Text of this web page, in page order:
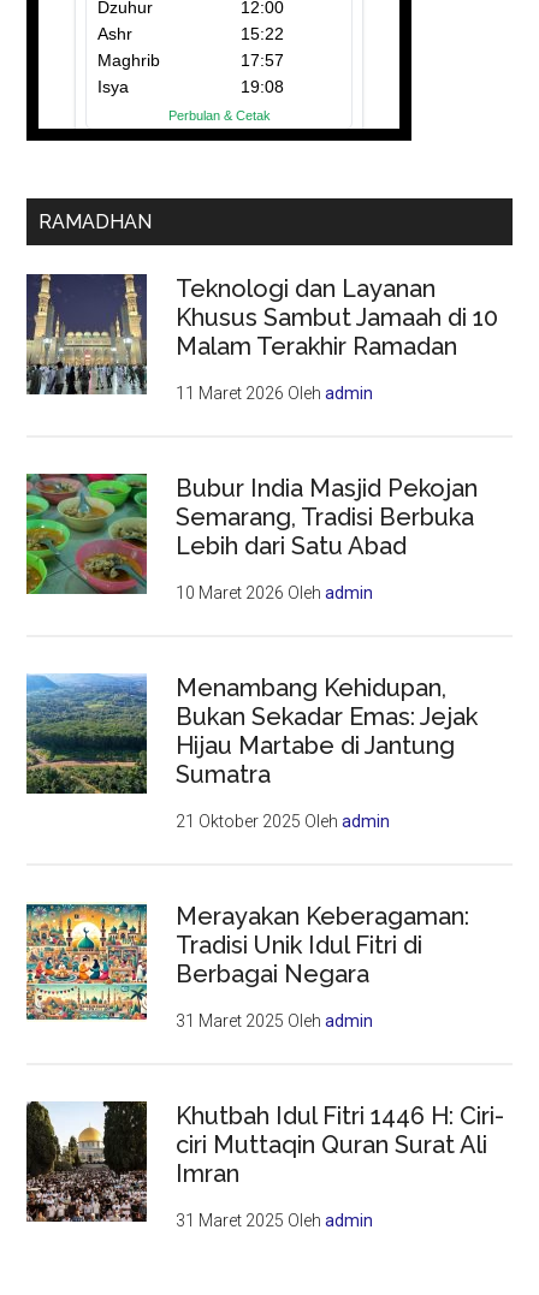
RAMADHAN
Teknologi dan Layanan
Khusus Sambut Jamaah di 10
Malam Terakhir Ramadan
11 Maret 2026 Olehadmin
Bubur India Masjid Pekojan
Semarang, Tradisi Berbuka
Lebih dari Satu Abad
10 Maret 2026 Olehadmin
Menambang Kehidupan,
Bukan Sekadar Emas: Jejak
Hijau Martabe di Jantung
Sumatra
21 Oktober 2025 Olehadmin
Merayakan Keberagaman:
Tradisi Unik Idul Fitri di
Berbagai Negara
31 Maret 2025 Olehadmin
Khutbah Idul Fitri 1446 H: Ciri-
ciri Muttaqin Quran Surat Ali
Imran
31 Maret 2025 Olehadmin